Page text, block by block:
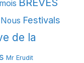
Festivals
de la
Mr Erudit